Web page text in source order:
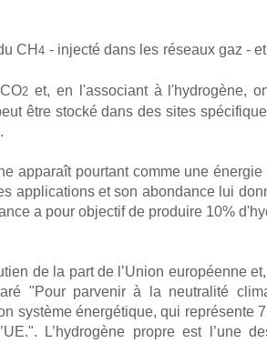
CH4 - injecté dans les réseaux gaz -
2 et, en l'associant à l'hydrogène,
être stocké dans des sites
apparaît pourtant comme une énergie
applications et son abondance lui
a pour objectif de produire 10%
de la part de l’Union européenne
"Pour parvenir à la neutralité
système énergétique, qui représente
L’hydrogène propre est l’une